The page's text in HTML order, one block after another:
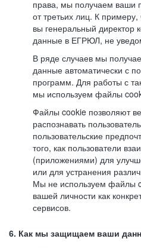
права, мы получаем ваши
от третьих лиц. К примеру,
вы генеральный
данные в ЕГРЮЛ, не
В ряде случаев мы
данные автоматически с
программ. Для работы с
мы используем файлы
Файлы cookie позволяют
распознавать
пользовательские
того, как пользователи
(приложениями) для
или для устранения
Мы не используем файлы
вашей личности как
сервисов.
6. Как мы защищаем ваши